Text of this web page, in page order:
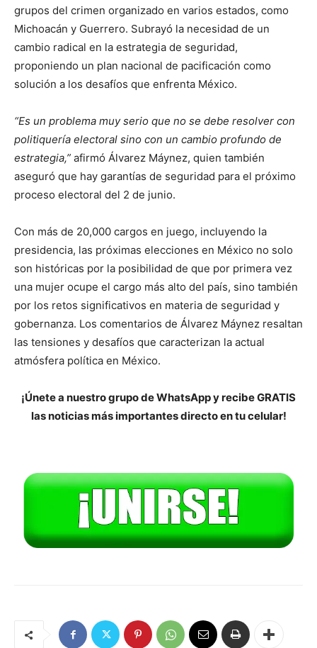
grupos del crimen organizado en varios estados, como
Michoacán y Guerrero. Subrayó la necesidad de un
cambio radical en la estrategia de seguridad,
proponiendo un plan nacional de pacificación como
solución a los desafíos que enfrenta México.
“Es un problema muy serio que no se debe resolver con
politiquería electoral sino con un cambio profundo de
estrategia,” afirmó Álvarez Máynez, quien también
aseguró que hay garantías de seguridad para el próximo
proceso electoral del 2 de junio.
Con más de 20,000 cargos en juego, incluyendo la
presidencia, las próximas elecciones en México no solo
son históricas por la posibilidad de que por primera vez
una mujer ocupe el cargo más alto del país, sino también
por los retos significativos en materia de seguridad y
gobernanza. Los comentarios de Álvarez Máynez resaltan
las tensiones y desafíos que caracterizan la actual
atmósfera política en México.
¡Únete a nuestro grupo de WhatsApp y recibe GRATIS
las noticias más importantes directo en tu celular!